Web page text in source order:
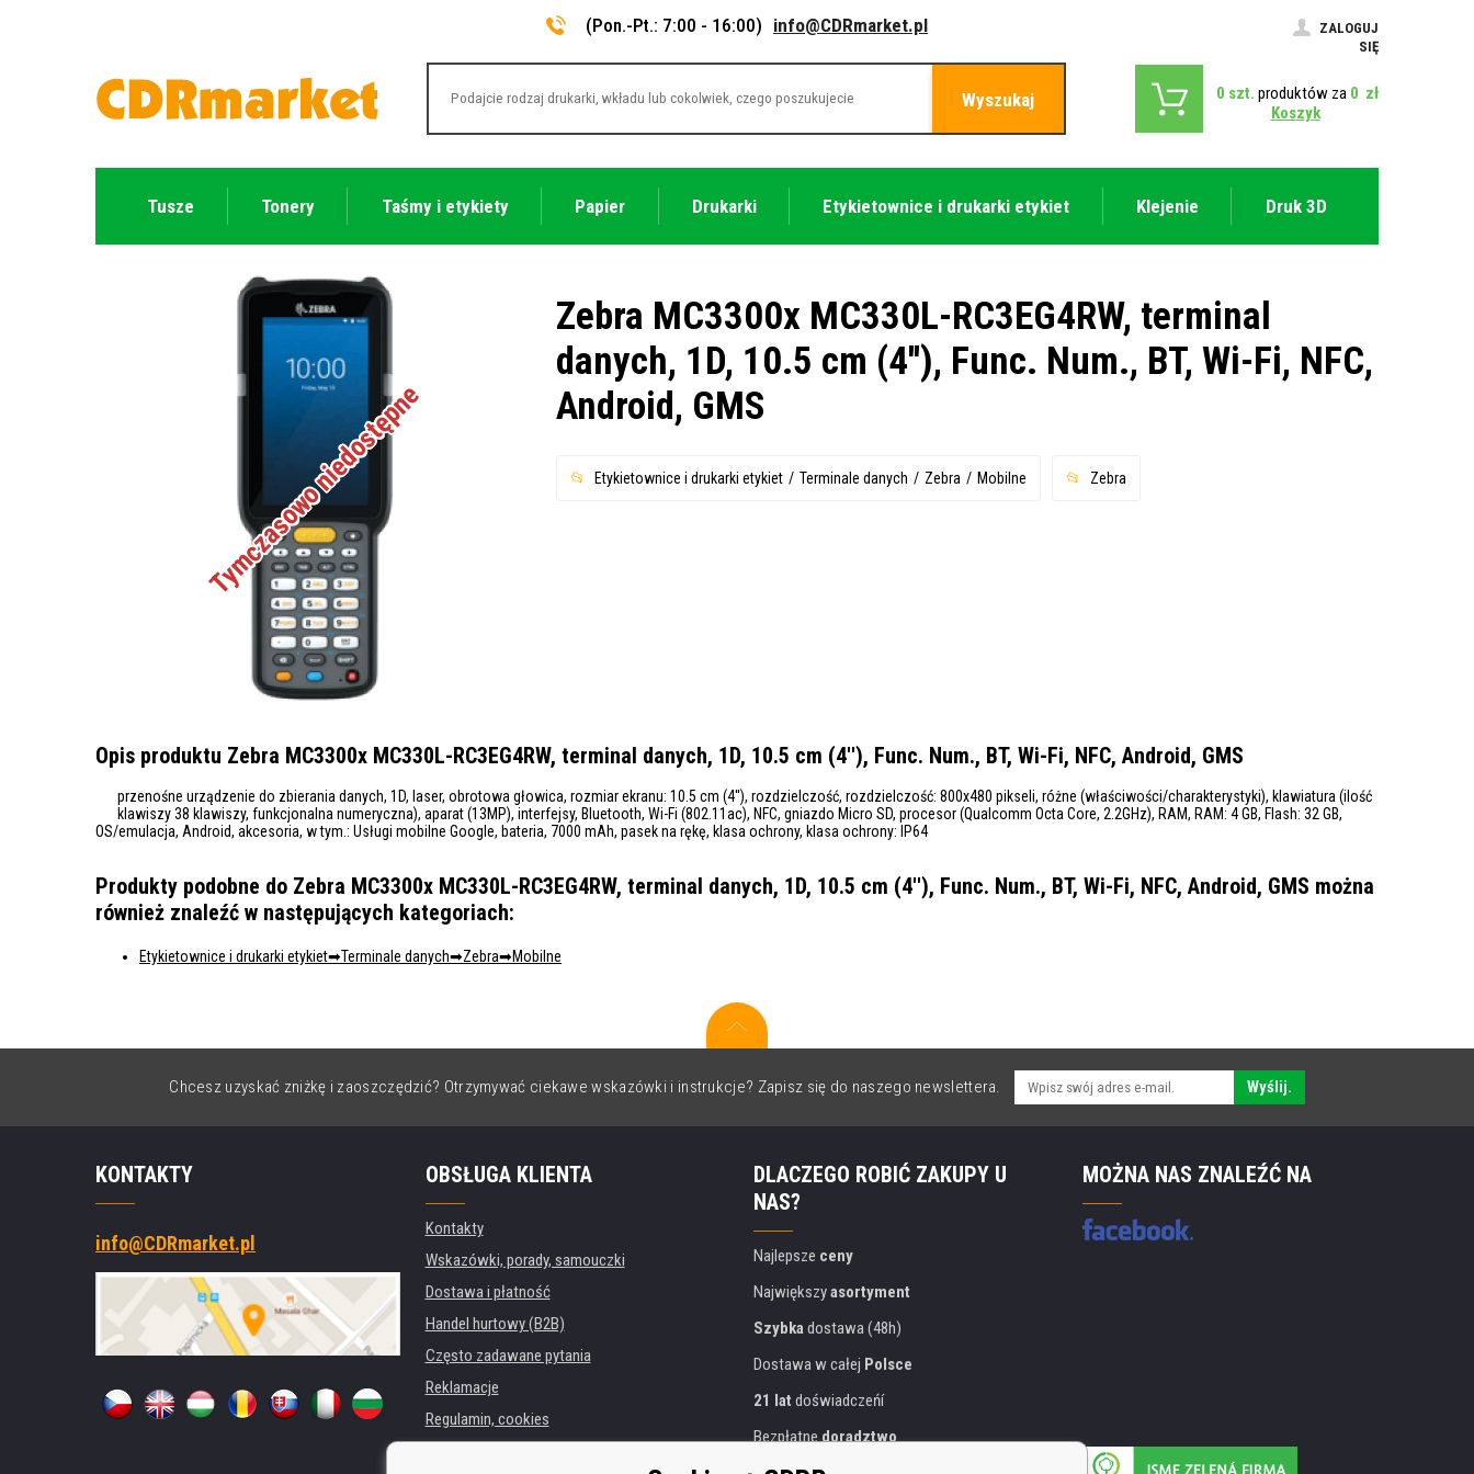
(Pon.-Pt.: 7:00 - 16:00) info@CDRmarket.pl
ZALOGUJ
SIĘ
Wyszukaj 0 szt. produktów za 0 zł
Koszyk
Tusze Tonery Taśmy i etykiety Papier Drukarki Etykietownice i drukarki etykiet Klejenie Druk 3D
Tymczasowo niedostępne
Zebra MC3300x MC330L-RC3EG4RW, terminal
danych, 1D, 10.5 cm (4''), Func. Num., BT, Wi-Fi, NFC,
Android, GMS
Etykietownice i drukarki etykiet Terminale danych Zebra Mobilne Zebra
Opis produktu Zebra MC3300x MC330L-RC3EG4RW, terminal danych, 1D, 10.5 cm (4''), Func. Num., BT, Wi-Fi, NFC, Android, GMS
przenośne urządzenie do zbierania danych, 1D, laser, obrotowa głowica, rozmiar ekranu: 10.5 cm (4''), rozdzielczość, rozdzielczość: 800x480 pikseli, różne (właściwości/charakterystyki), klawiatura (ilość
klawiszy 38 klawiszy, funkcjonalna numeryczna), aparat (13MP), interfejsy, Bluetooth, Wi-Fi (802.11ac), NFC, gniazdo Micro SD, procesor (Qualcomm Octa Core, 2.2GHz), RAM, RAM: 4 GB, Flash: 32 GB,
OS/emulacja, Android, akcesoria, w tym.: Usługi mobilne Google, bateria, 7000 mAh, pasek na rękę, klasa ochrony, klasa ochrony: IP64
Produkty podobne do Zebra MC3300x MC330L-RC3EG4RW, terminal danych, 1D, 10.5 cm (4''), Func. Num., BT, Wi-Fi, NFC, Android, GMS można
również znaleźć w następujących kategoriach:
Etykietownice i drukarki etykiet Terminale danych Zebra Mobilne
Chcesz uzyskać zniżkę i zaoszczędzić? Otrzymywać ciekawe wskazówki i instrukcje? Zapisz się do naszego newslettera. Wyślij.
KONTAKTY
info@CDRmarket.pl
OBSŁUGA KLIENTA
Kontakty
Wskazówki, porady, samouczki
Dostawa i płatność
Handel hurtowy (B2B)
Często zadawane pytania
Reklamacje
Regulamin, cookies
DLACZEGO ROBIĆ ZAKUPY U
NAS?
Najlepsze ceny
Największyasortyment
Szybkadostawa (48h)
Dostawa w całej Polsce
21 lat doświadczeńí
Bezpłatnedoradztwo
MOŻNA NAS ZNALEŹĆ NA